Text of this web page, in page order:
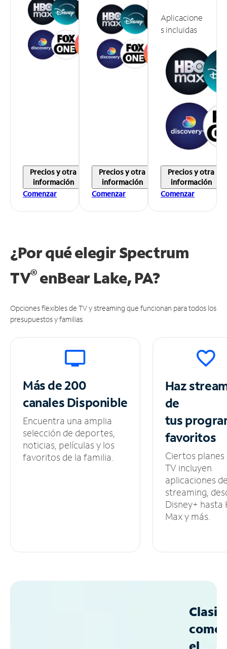
Precios y otra
información
Comenzar
Precios y otra
información
Comenzar
Aplicacione
s incluidas
Precios y otra
información
Comenzar
¿Por qué elegir Spectrum
TV®enBear Lake, PA?
Opciones flexibles de TV y streaming que funcionan para todos los
presupuestos y familias.
Más de 200
canalesDisponible
Encuentra una amplia
selección de deportes,
noticias, películas y los
favoritos de la familia.
Haz
de
tus
favoritos
Ciertos planes
TV incluyen
aplicaciones
streaming,
Disney+ hasta
Max y más.
como
el